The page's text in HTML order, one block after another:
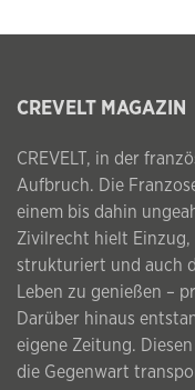
CREVELT MAGAZIN
CREVELT, in der
Aufbruch. Die
einem bis dahin
Zivilrecht hielt
strukturiert und auch
Leben zu genießen –
Darüber hinaus
eigene Zeitung.
die Gegenwart